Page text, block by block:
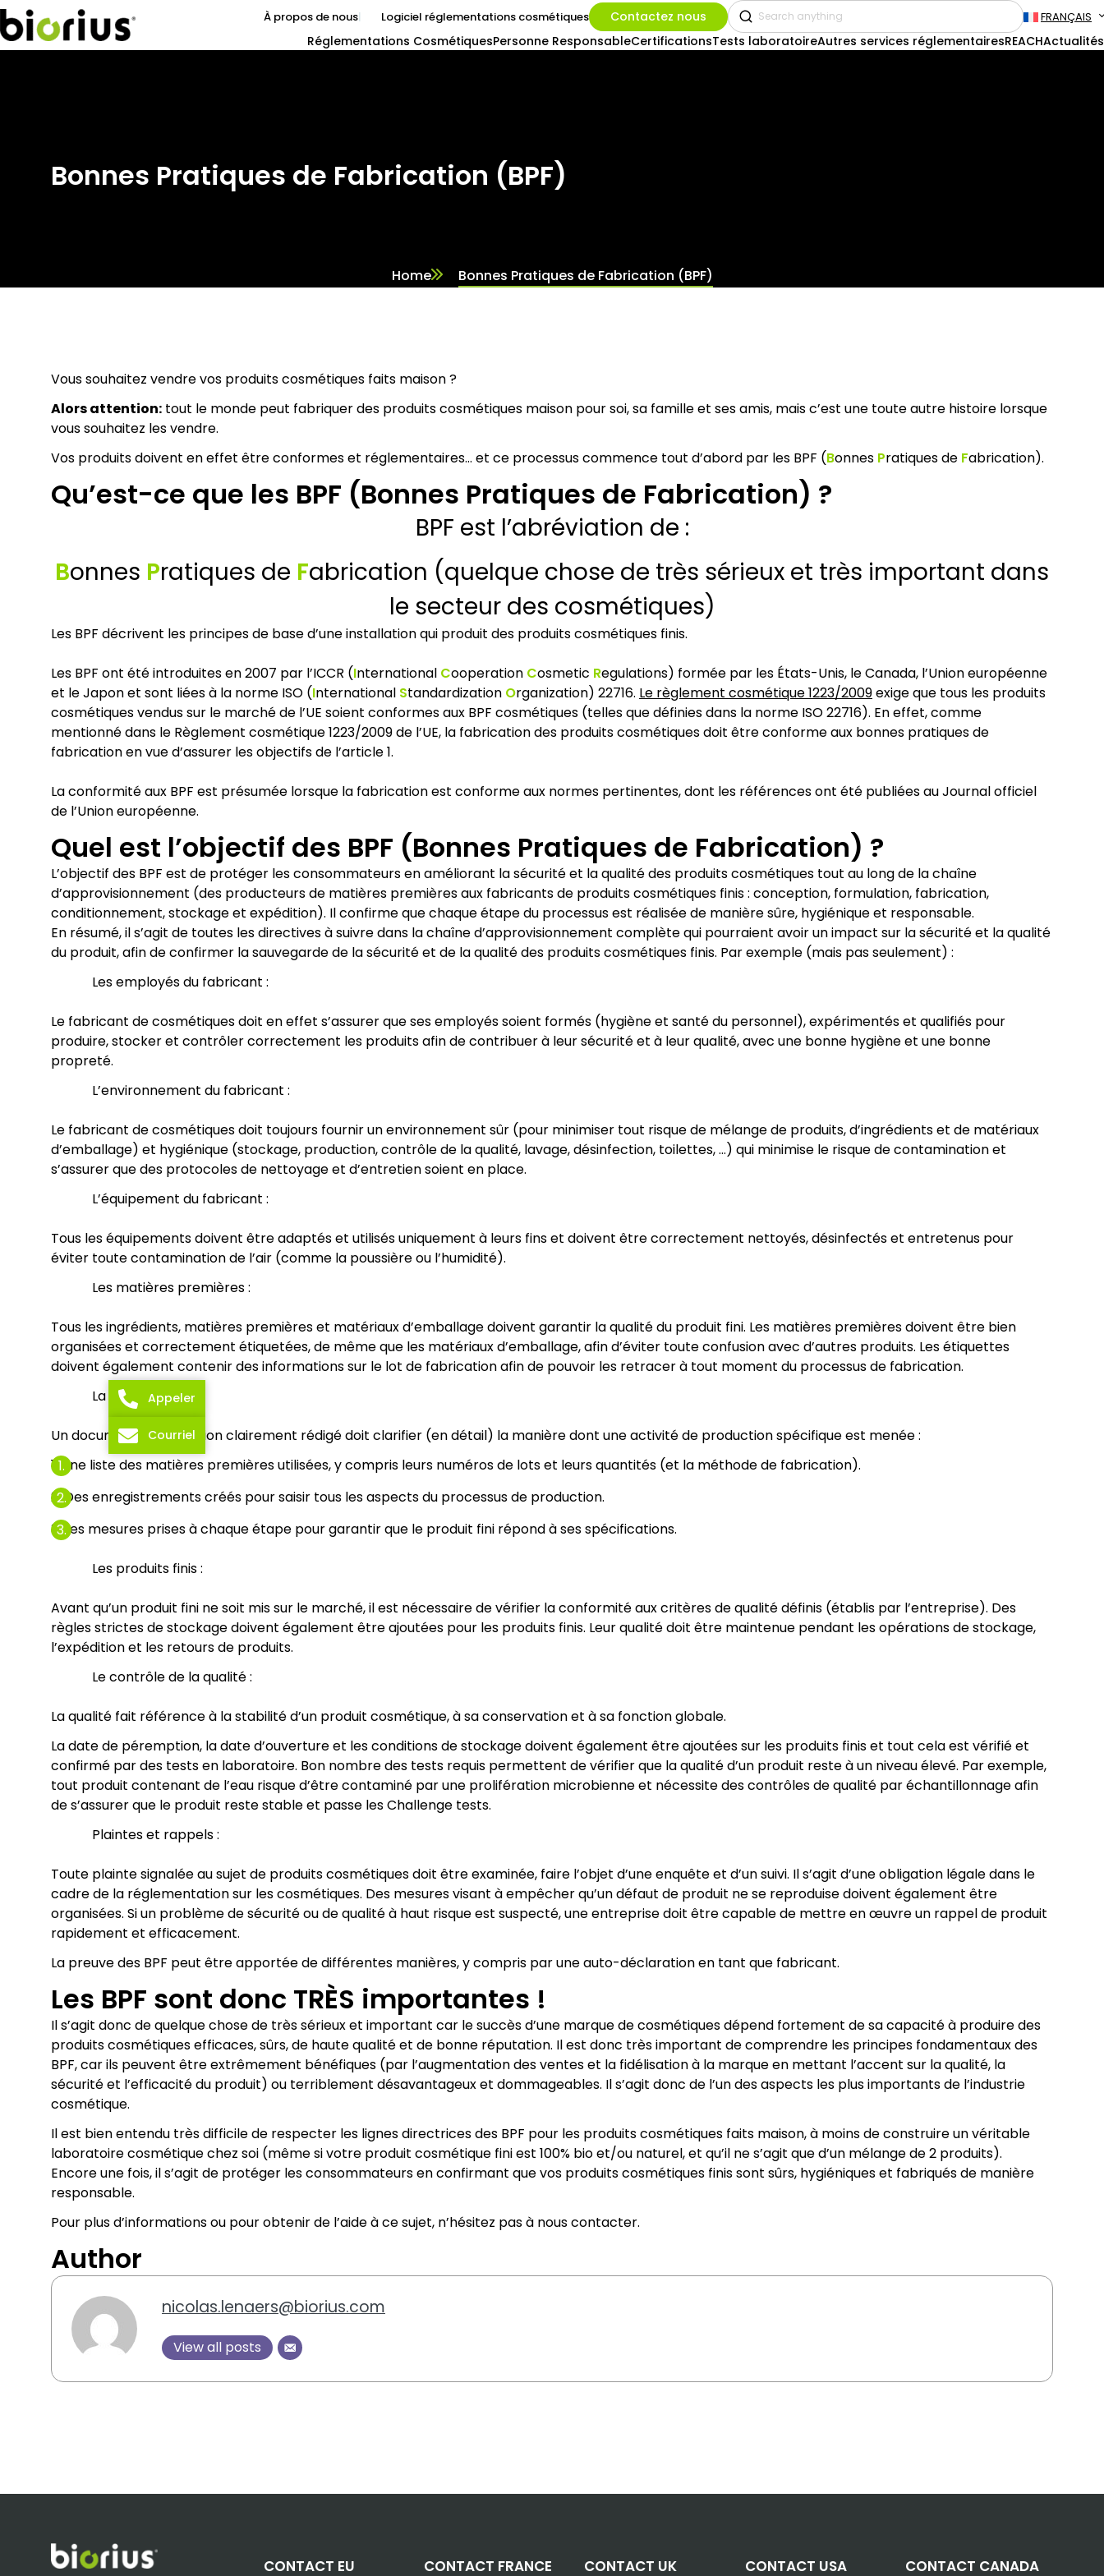
À propos de nous Logiciel réglementations cosmétiques Contactez nous FRANÇAIS
Réglementations CosmétiquesPersonne ResponsableCertificationsTests laboratoireAutres services réglementairesREACHActualités
Bonnes Pratiques de Fabrication (BPF)
Home Bonnes Pratiques de Fabrication (BPF)
Vous souhaitez vendre vos produits cosmétiques faits maison ?
Alors attention: tout le monde peut fabriquer des produits cosmétiques maison pour soi, sa famille et ses amis, mais c’est une toute autre histoire lorsque
vous souhaitez les vendre.
Vos produits doivent en effet être conformes et réglementaires… et ce processus commence tout d’abord par les BPF (Bonnes Pratiques de Fabrication).
Qu’est-ce que les BPF (Bonnes Pratiques de Fabrication) ?
BPF est l’abréviation de :
Bonnes Pratiques de Fabrication (quelque chose de très sérieux et très important dans
le secteur des cosmétiques)
Les BPF décrivent les principes de base d’une installation qui produit des produits cosmétiques finis.
Les BPF ont été introduites en 2007 par l’ICCR (International Cooperation Cosmetic Regulations) formée par les États-Unis, le Canada, l’Union européenne
et le Japon et sont liées à la norme ISO (International Standardization Organization) 22716. Le règlement cosmétique 1223/2009exige que tous les produits
cosmétiques vendus sur le marché de l’UE soient conformes aux BPF cosmétiques (telles que définies dans la norme ISO 22716). En effet, comme
mentionné dans le Règlement cosmétique 1223/2009 de l’UE, la fabrication des produits cosmétiques doit être conforme aux bonnes pratiques de
fabrication en vue d’assurer les objectifs de l’article 1.
La conformité aux BPF est présumée lorsque la fabrication est conforme aux normes pertinentes, dont les références ont été publiées au Journal officiel
de l’Union européenne.
Quel est l’objectif des BPF (Bonnes Pratiques de Fabrication) ?
L’objectif des BPF est de protéger les consommateurs en améliorant la sécurité et la qualité des produits cosmétiques tout au long de la chaîne
d’approvisionnement (des producteurs de matières premières aux fabricants de produits cosmétiques finis : conception, formulation, fabrication,
conditionnement, stockage et expédition). Il confirme que chaque étape du processus est réalisée de manière sûre, hygiénique et responsable.
En résumé, il s’agit de toutes les directives à suivre dans la chaîne d’approvisionnement complète qui pourraient avoir un impact sur la sécurité et la qualité
du produit, afin de confirmer la sauvegarde de la sécurité et de la qualité des produits cosmétiques finis. Par exemple (mais pas seulement) :
Les employés du fabricant :
Le fabricant de cosmétiques doit en effet s’assurer que ses employés soient formés (hygiène et santé du personnel), expérimentés et qualifiés pour
produire, stocker et contrôler correctement les produits afin de contribuer à leur sécurité et à leur qualité, avec une bonne hygiène et une bonne
propreté.
L’environnement du fabricant :
Le fabricant de cosmétiques doit toujours fournir un environnement sûr (pour minimiser tout risque de mélange de produits, d’ingrédients et de matériaux
d’emballage) et hygiénique (stockage, production, contrôle de la qualité, lavage, désinfection, toilettes, …) qui minimise le risque de contamination et
s’assurer que des protocoles de nettoyage et d’entretien soient en place.
L’équipement du fabricant :
Tous les équipements doivent être adaptés et utilisés uniquement à leurs fins et doivent être correctement nettoyés, désinfectés et entretenus pour
éviter toute contamination de l’air (comme la poussière ou l’humidité).
Les matières premières :
Tous les ingrédients, matières premières et matériaux d’emballage doivent garantir la qualité du produit fini. Les matières premières doivent être bien
organisées et correctement étiquetées, de même que les matériaux d’emballage, afin d’éviter toute confusion avec d’autres produits. Les étiquettes
doivent également contenir des informations sur le lot de fabrication afin de pouvoir les retracer à tout moment du processus de fabrication.
La production :
Un document d’instruction clairement rédigé doit clarifier (en détail) la manière dont une activité de production spécifique est menée :
1. Une liste des matières premières utilisées, y compris leurs numéros de lots et leurs quantités (et la méthode de fabrication).
2. Des enregistrements créés pour saisir tous les aspects du processus de production.
3. Les mesures prises à chaque étape pour garantir que le produit fini répond à ses spécifications.
Les produits finis :
Avant qu’un produit fini ne soit mis sur le marché, il est nécessaire de vérifier la conformité aux critères de qualité définis (établis par l’entreprise). Des
règles strictes de stockage doivent également être ajoutées pour les produits finis. Leur qualité doit être maintenue pendant les opérations de stockage,
l’expédition et les retours de produits.
Le contrôle de la qualité :
La qualité fait référence à la stabilité d’un produit cosmétique, à sa conservation et à sa fonction globale.
La date de péremption, la date d’ouverture et les conditions de stockage doivent également être ajoutées sur les produits finis et tout cela est vérifié et
confirmé par des tests en laboratoire. Bon nombre des tests requis permettent de vérifier que la qualité d’un produit reste à un niveau élevé. Par exemple,
tout produit contenant de l’eau risque d’être contaminé par une prolifération microbienne et nécessite des contrôles de qualité par échantillonnage afin
de s’assurer que le produit reste stable et passe les Challenge tests.
Plaintes et rappels :
Toute plainte signalée au sujet de produits cosmétiques doit être examinée, faire l’objet d’une enquête et d’un suivi. Il s’agit d’une obligation légale dans le
cadre de la réglementation sur les cosmétiques. Des mesures visant à empêcher qu’un défaut de produit ne se reproduise doivent également être
organisées. Si un problème de sécurité ou de qualité à haut risque est suspecté, une entreprise doit être capable de mettre en œuvre un rappel de produit
rapidement et efficacement.
La preuve des BPF peut être apportée de différentes manières, y compris par une auto-déclaration en tant que fabricant.
Les BPF sont donc TRÈS importantes !
Il s’agit donc de quelque chose de très sérieux et important car le succès d’une marque de cosmétiques dépend fortement de sa capacité à produire des
produits cosmétiques efficaces, sûrs, de haute qualité et de bonne réputation. Il est donc très important de comprendre les principes fondamentaux des
BPF, car ils peuvent être extrêmement bénéfiques (par l’augmentation des ventes et la fidélisation à la marque en mettant l’accent sur la qualité, la
sécurité et l’efficacité du produit) ou terriblement désavantageux et dommageables. Il s’agit donc de l’un des aspects les plus importants de l’industrie
cosmétique.
Il est bien entendu très difficile de respecter les lignes directrices des BPF pour les produits cosmétiques faits maison, à moins de construire un véritable
laboratoire cosmétique chez soi (même si votre produit cosmétique fini est 100% bio et/ou naturel, et qu’il ne s’agit que d’un mélange de 2 produits).
Encore une fois, il s’agit de protéger les consommateurs en confirmant que vos produits cosmétiques finis sont sûrs, hygiéniques et fabriqués de manière
responsable.
Pour plus d’informations ou pour obtenir de l’aide à ce sujet, n’hésitez pas à nous contacter.
Author
nicolas.lenaers@biorius.com
View all posts
CONTACT EU CONTACT FRANCE CONTACT UK CONTACT USA CONTACT CANADA
Appeler
Courriel